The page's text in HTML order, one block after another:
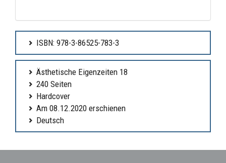
ISBN: 978-3-86525-783-3
Ästhetische Eigenzeiten 18
240 Seiten
Hardcover
Am 08.12.2020 erschienen
Deutsch